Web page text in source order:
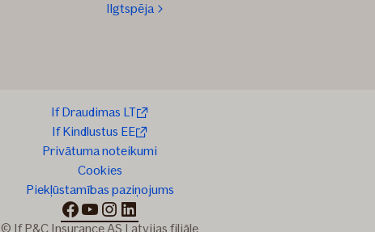
Ilgtspēja
If Draudimas LT
If Kindlustus EE
Privātuma noteikumi
Cookies
Piekļūstamības paziņojums
facebook
youtube
instagram
linkedin
© If P&C Insurance AS Latvijas filiāle